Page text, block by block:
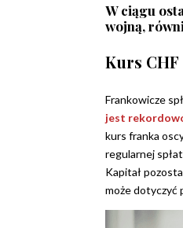
W ciągu
wojną,
Kurs CHF
Frankowicze
jest
kurs franka
regularnej
Kapitał
może dotyczyć